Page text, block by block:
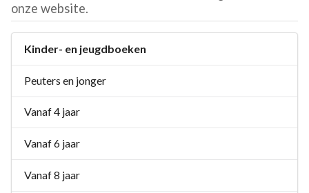
onze website.
Kinder- en jeugdboeken
Peuters en jonger
Vanaf 4 jaar
Vanaf 6 jaar
Vanaf 8 jaar